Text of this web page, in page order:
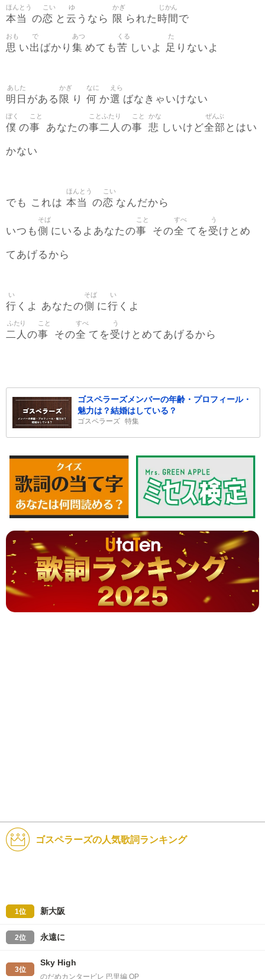
本当
ほんとう
の恋
こい
と 云
ゆ
うなら 限
かぎ
られた 時間
じかん
で
思
おも
い出
で
ばかり 集
あつ
めても苦
くる
しいよ 足
た
りないよ
明日
あした
がある 限
かぎ
り 何
なに
か選
えら
ばなきゃいけない
僕
ぼく
の事
こと
あなたの事二人
ことふたり
の事
こと
悲
かな
しいけど全部
ぜんぶ
とはい
かない
でも これは 本当
ほんとう
の恋
こい
なんだから
いつも側
そば
にいるよあなたの事
こと
その全
すべ
てを受
う
けとめ
てあげるから
行
い
くよ あなたの側
そば
に行
い
くよ
二人
ふたり
の事
こと
その全
すべ
てを受
う
けとめてあげるから
ゴスペラーズメンバーの年齢・プロフィール・
魅力は？結婚はしている？
ゴスペラーズ 特集
ゴスペラーズの人気歌詞ランキング
1位 新大阪
2位 永遠に
3位
Sky High
のだめカンタービレ 巴里編 OP